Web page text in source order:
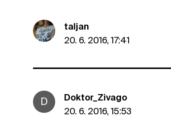
taljan
20. 6. 2016, 17:41
D
Doktor_Zivago
20. 6. 2016, 15:53